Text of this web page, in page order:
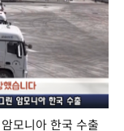
모니아 한국 수출